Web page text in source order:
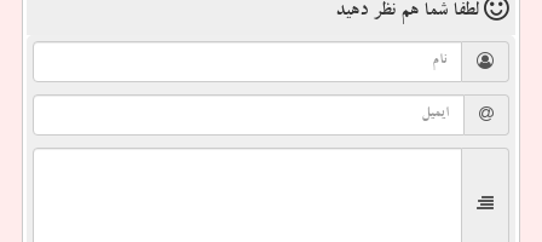
لطفا شما هم نظر دهید